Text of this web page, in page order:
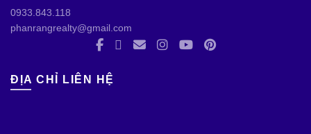
0933.843.118
phanrangrealty@gmail.com
ĐỊA CHỈ LIÊN HỆ